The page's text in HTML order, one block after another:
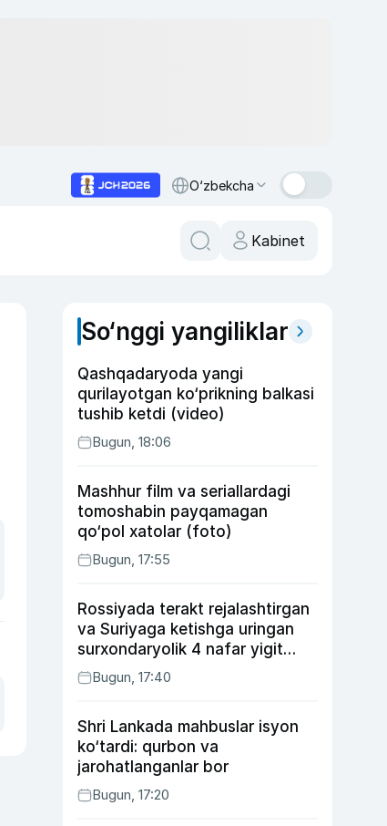
O‘zbekcha
Kabinet
So‘nggi yangiliklar
Qashqadaryoda yangi
qurilayotgan ko‘prikning balkasi
tushib ketdi (video)
Bugun, 18:06
Mashhur film va seriallardagi
tomoshabin payqamagan
qo‘pol xatolar (foto)
Bugun, 17:55
Rossiyada terakt rejalashtirgan
va Suriyaga ketishga uringan
surxondaryolik 4 nafar yigit
qamaldi
Bugun, 17:40
Shri Lankada mahbuslar isyon
ko‘tardi: qurbon va
jarohatlanganlar bor
Bugun, 17:20